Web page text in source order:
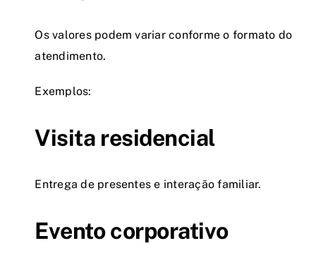
Os valores podem variar conforme o formato do
atendimento.
Exemplos:
Visita residencial
Entrega de presentes e interação familiar.
Evento corporativo